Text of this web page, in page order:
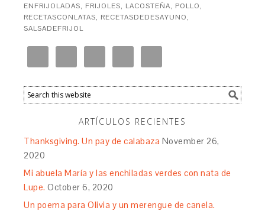
ENFRIJOLADAS, FRIJOLES, LACOSTEÑA, POLLO,
RECETASCONLATAS, RECETASDEDESAYUNO,
SALSADEFRIJOL
ARTÍCULOS RECIENTES
Thanksgiving. Un pay de calabaza November 26,
2020
Mi abuela María y las enchiladas verdes con nata de
Lupe. October 6, 2020
Un poema para Olivia y un merengue de canela.